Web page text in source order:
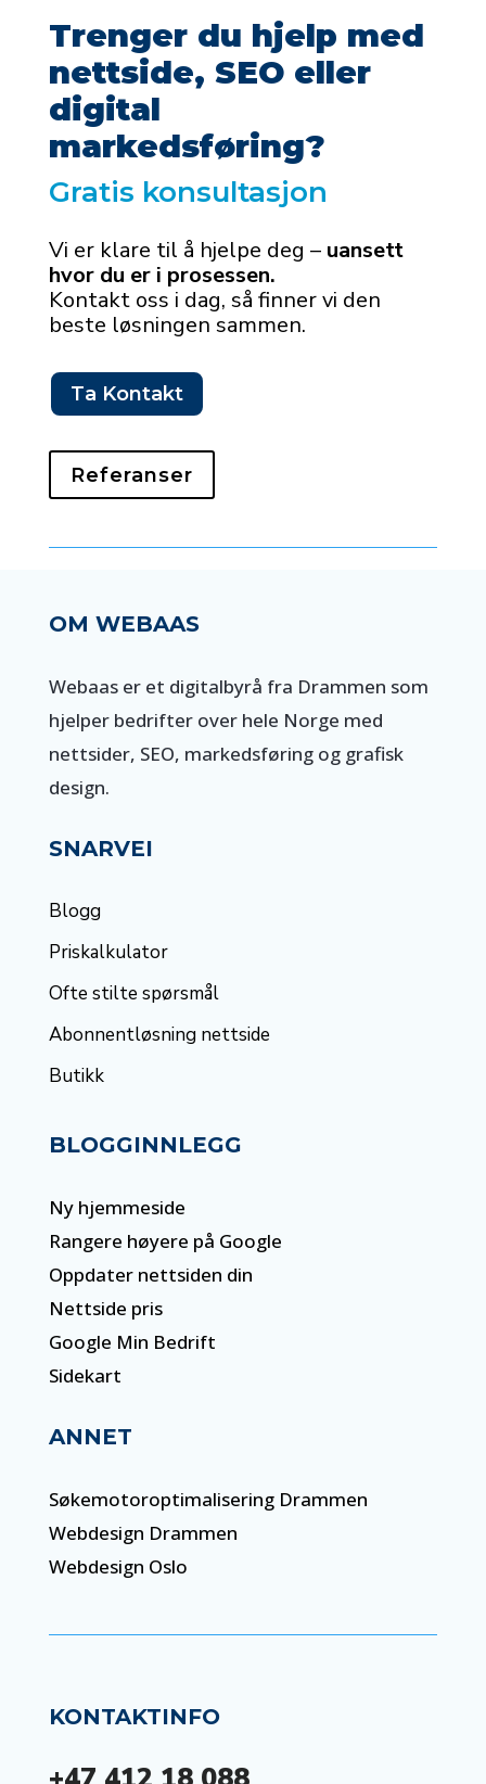
Trenger du hjelp med
nettside, SEO eller
digital
markedsføring?
Gratis konsultasjon
Vi er klare til å hjelpe deg – uansett
hvor du er i prosessen.
Kontakt oss i dag, så finner vi den
beste løsningen sammen.
Ta Kontakt
Referanser
OM WEBAAS
Webaas er et digitalbyrå fra Drammen som
hjelper bedrifter over hele Norge med
nettsider, SEO, markedsføring og grafisk
design.
SNARVEI
Blogg
Priskalkulator
Ofte stilte spørsmål
Abonnentløsning nettside
Butikk
BLOGGINNLEGG
Ny hjemmeside
Rangere høyere på Google
Oppdater nettsiden din
Nettside pris
Google Min Bedrift
Sidekart
ANNET
Søkemotoroptimalisering Drammen
Webdesign Drammen
Webdesign Oslo
KONTAKTINFO